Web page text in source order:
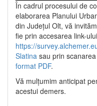
În cadrul procesului de
elaborarea Planului
din Județul Olt, vă
fie prin accesarea link-ului
https://
Slatina sau prin
format PDF.
Vă mulţumim anticipat
acestui demers.